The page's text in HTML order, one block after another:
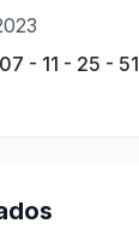
07 - 11 - 25 - 51